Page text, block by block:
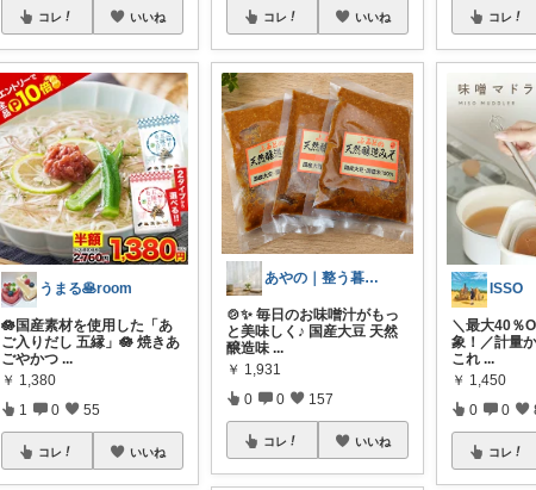
コレ いいね
うまる🥞room
🪷国産素材を使用した「あ
ご入りだし 五縁」🪷 焼きあ
ごやかつ ...
￥ 1,380
1 0 55
コレ いいね
コレ いいね
あやの｜整う暮らしROOM
🍲✨ 毎日のお味噌汁がもっ
と美味しく♪ 国産大豆 天然
醸造味 ...
￥ 1,931
0 0 157
コレ いいね
コレ
ISSO
＼最大40％
象！／ ​計量
これ ...
￥ 1,450
0 0
コレ